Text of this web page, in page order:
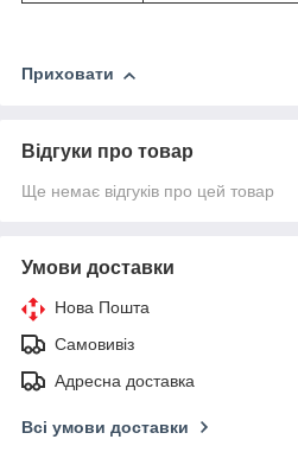
Приховати
Відгуки про товар
Ще немає відгуків про цей товар
Умови доставки
Нова Пошта
Самовивіз
Адресна доставка
Всі умови доставки